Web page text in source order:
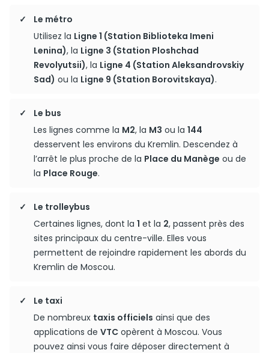
Le métro
Utilisez la Ligne 1 (Station Biblioteka Imeni
Lenina), la Ligne 3 (Station Ploshchad
Revolyutsii), la Ligne 4 (Station Aleksandrovskiy
Sad) ou la Ligne 9 (Station Borovitskaya).
Le bus
Les lignes comme la M2, la M3 ou la 144
desservent les environs du Kremlin. Descendez à
l’arrêt le plus proche de la Place du Manège ou de
la Place Rouge.
Le trolleybus
Certaines lignes, dont la 1 et la 2, passent près des
sites principaux du centre-ville. Elles vous
permettent de rejoindre rapidement les abords du
Kremlin de Moscou.
Le taxi
De nombreux taxis officiels ainsi que des
applications de VTC opèrent à Moscou. Vous
pouvez ainsi vous faire déposer directement à